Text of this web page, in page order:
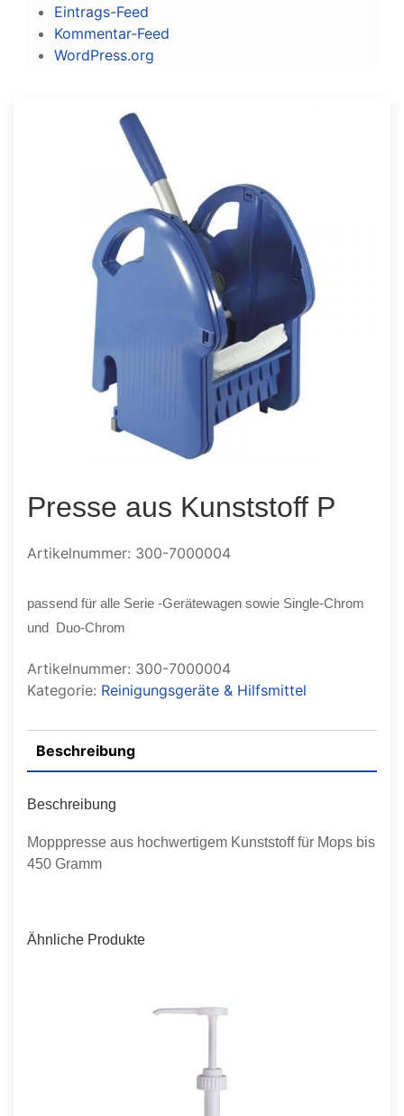
Eintrags-Feed
Kommentar-Feed
WordPress.org
Presse aus Kunststoff P
Artikelnummer: 300-7000004
passend für alle Serie -Gerätewagen sowie Single-Chrom
und Duo-Chrom
Artikelnummer: 300-7000004
Kategorie: Reinigungsgeräte & Hilfsmittel
Beschreibung
Beschreibung
Mopppresse aus hochwertigem Kunststoff für Mops bis
450 Gramm
Ähnliche Produkte